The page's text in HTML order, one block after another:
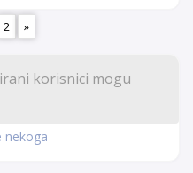
2 »
nekoga